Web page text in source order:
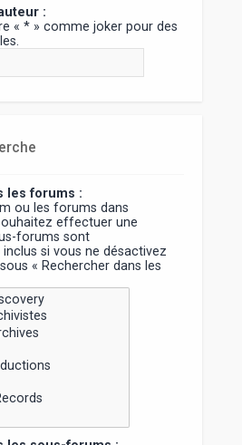
:
« * » comme joker pour des
les forums :
ou les forums dans
effectuer une
forums sont
si vous ne désactivez
« Rechercher dans les